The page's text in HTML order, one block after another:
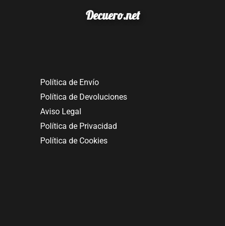
Decuero.net
Política de Envío
Política de Devoluciones
Aviso Legal
Política de Privacidad
Política de Cookies